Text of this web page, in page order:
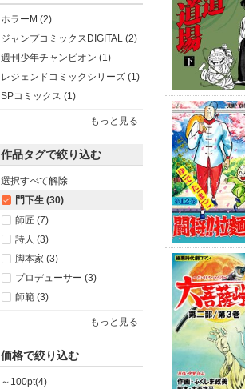
ホラーM (2)
ジャンプコミックスDIGITAL (2)
週刊少年チャンピオン (1)
レジェンドコミックシリーズ (1)
SPコミックス (1)
もっと見る
作品タグで絞り込む
選択すべて解除
門下生 (30)
師匠 (7)
詩人 (3)
脚本家 (3)
プロデューサー (3)
師範 (3)
もっと見る
価格で絞り込む
～100pt(4)